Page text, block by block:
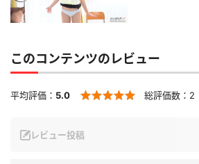
このコンテンツのレビュー
平均評価： 5.0 総評価数： 2
レビュー投稿